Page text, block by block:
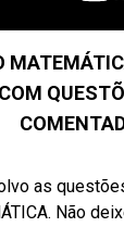
as
Não